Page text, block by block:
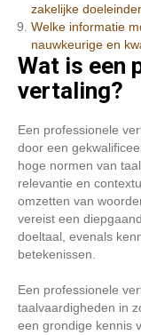
zakelijke
Welke informatie
nauwkeurige en
Wat is een
vertaling?
Een professionele
door een
hoge normen van
relevantie en
omzetten van
vereist een
doeltaal, evenals
betekenissen.
Een professionele
taalvaardigheden in
een grondige kennis